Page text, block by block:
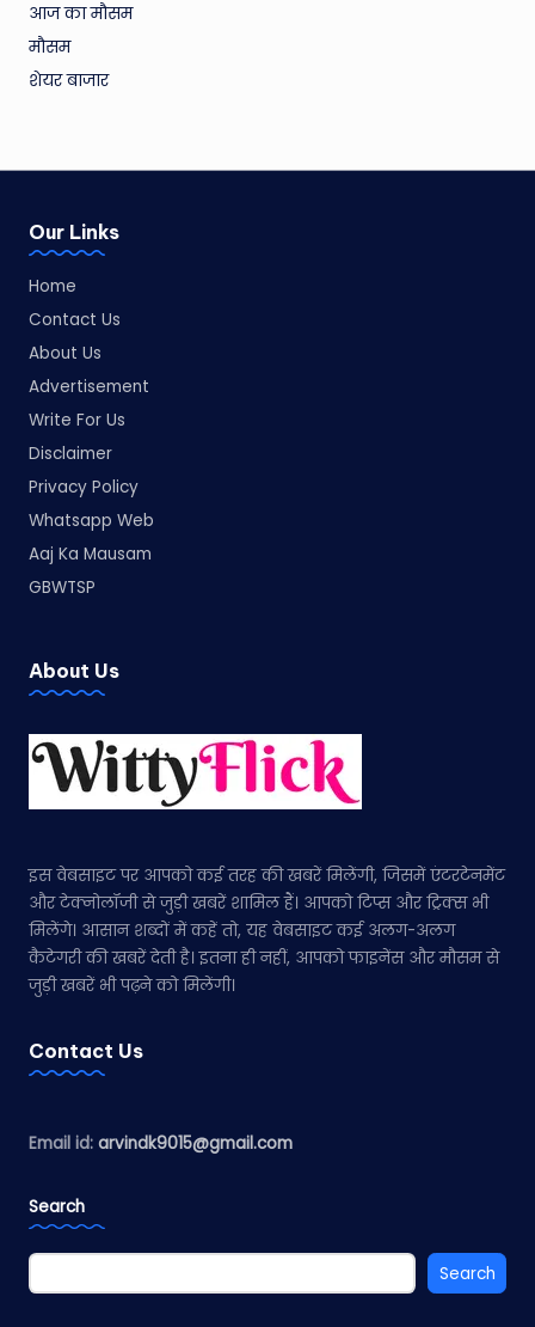
आज का मौसम
मौसम
शेयर बाजार
Our Links
Home
Contact Us
About Us
Advertisement
Write For Us
Disclaimer
Privacy Policy
Whatsapp Web
Aaj Ka Mausam
GBWTSP
About Us
इस वेबसाइट पर आपको कई तरह की खबरें मिलेंगी, जिसमें एंटरटेनमेंट
और टेक्नोलॉजी से जुड़ी खबरें शामिल हैं। आपको टिप्स और ट्रिक्स भी
मिलेंगे। आसान शब्दों में कहें तो, यह वेबसाइट कई अलग-अलग
कैटेगरी की खबरें देती है। इतना ही नहीं, आपको फाइनेंस और मौसम से
जुड़ी खबरें भी पढ़ने को मिलेंगी।
Contact Us
Email id: arvindk9015@gmail.com
Search
Search